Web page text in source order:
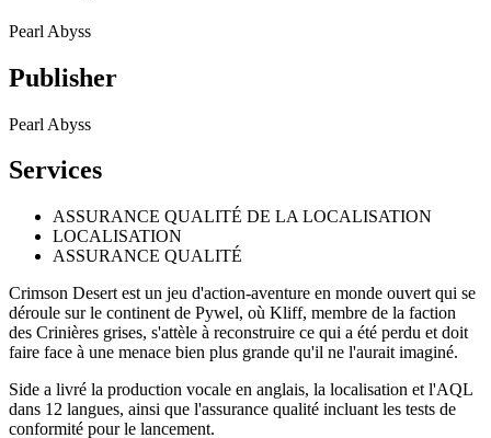
Pearl Abyss
Publisher
Pearl Abyss
Services
ASSURANCE QUALITÉ DE LA LOCALISATION
LOCALISATION
ASSURANCE QUALITÉ
Crimson Desert est un jeu d'action-aventure en monde ouvert qui se
déroule sur le continent de Pywel, où Kliff, membre de la faction
des Crinières grises, s'attèle à reconstruire ce qui a été perdu et doit
faire face à une menace bien plus grande qu'il ne l'aurait imaginé.
Side a livré la production vocale en anglais, la localisation et l'AQL
dans 12 langues, ainsi que l'assurance qualité incluant les tests de
conformité pour le lancement.